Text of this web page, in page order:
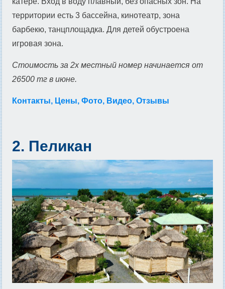
территории есть 3 бассейна, кинотеатр, зона
барбекю, танцплощадка. Для детей обустроена
игровая зона.
Стоимость за 2х местный номер начинается от
26500 тг в июне.
Контакты, Цены, Фото, Видео, Отзывы
2. Пеликан